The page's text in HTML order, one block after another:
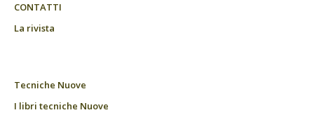
CONTATTI
La rivista
Tecniche Nuove
I libri tecniche Nuove